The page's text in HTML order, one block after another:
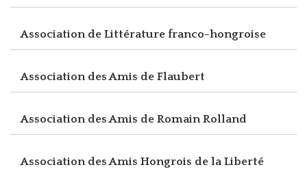
Association de Littérature franco-hongroise
Association des Amis de Flaubert
Association des Amis de Romain Rolland
Association des Amis Hongrois de la Liberté